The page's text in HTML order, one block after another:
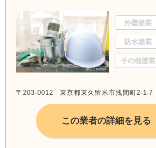
外壁塗装
防水塗装
その他塗装
〒203-0012 東京都東久留米市浅間町2-1-7
この業者の詳細を見る